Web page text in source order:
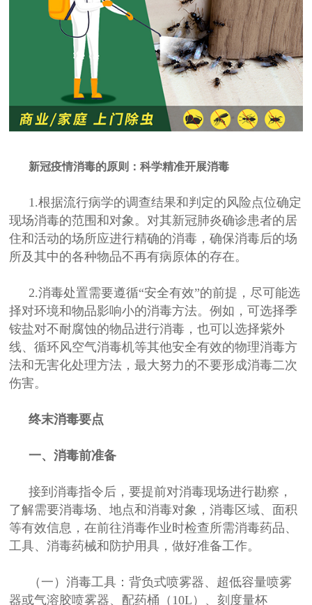
新冠疫情消毒的原则 ：科学精准开展消毒
1.根据流行病学的调查结果和判定的风险点位确定
现场消毒的范围和对象。对其新冠肺炎确诊患者的居
住和活动的场所应进行精确的消毒，确保消毒后的场
所及其中的各种物品不再有病原体的存在。
2.消毒处置需要遵循“安全有效”的前提，尽可能选
择对环境和物品影响小的消毒方法。例如，可选择季
铵盐对不耐腐蚀的物品进行消毒，也可以选择紫外
线、循环风空气消毒机等其他安全有效的物理消毒方
法和无害化处理方法，最大努力的不要形成消毒二次
伤害。
终末消毒要点
一、消毒前准备
接到消毒指令后，要提前对消毒现场进行勘察，
了解需要消毒场、地点和消毒对象，消毒区域、面积
等有效信息，在前往消毒作业时检查所需消毒药品、
工具、消毒药械和防护用具，做好准备工作。
（一）消毒工具：背负式喷雾器、超低容量喷雾
器或气溶胶喷雾器、配药桶（10L）、刻度量杯